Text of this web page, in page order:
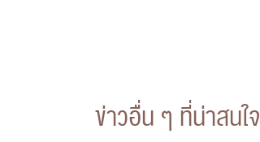
ข่าวอื่น ๆ ที่น่าสนใจ